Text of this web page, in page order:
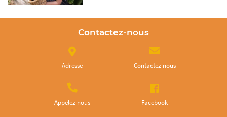
Contactez-nous
Adresse Contactez nous
Appelez nous Facebook